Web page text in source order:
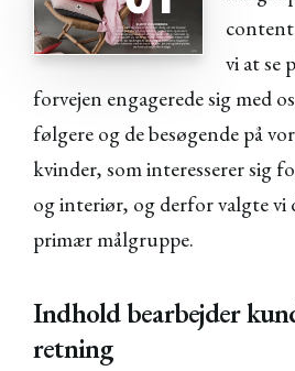
vi at se
forvejen engagerede sig med
følgere og de besøgende på
kvinder, som interesserer sig
og interiør, og derfor valgte vi
primær målgruppe.
Indhold bearbejder
retning